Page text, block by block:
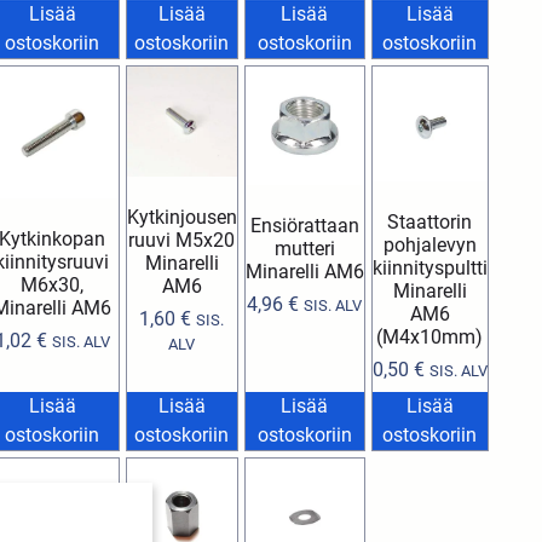
Lisää
ostoskoriin
Lisää
ostoskoriin
Lisää
ostoskoriin
Lisää
ostoskoriin
Kytkinkopan
M6x30,
AM6
€ SIS. ALV
Lisää
ostoskoriin
Kytkinjousen
ruuvi M5x20
Minarelli
AM6
1,60€ SIS.
ALV
Lisää
ostoskoriin
Ensiörattaan
mutteri
Minarelli AM6
4,96€ SIS. ALV
Lisää
ostoskoriin
Staattorin
pohjalevyn
kiinnityspultti
Minarelli
AM6
(M4x10mm)
0,50 € SIS. ALV
Lisää
ostoskoriin